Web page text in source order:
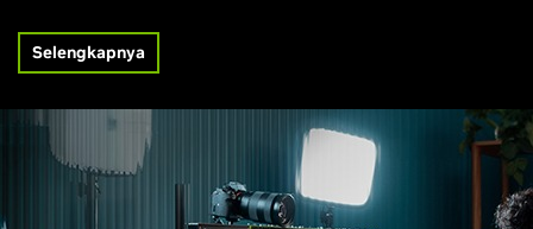
Selengkapnya